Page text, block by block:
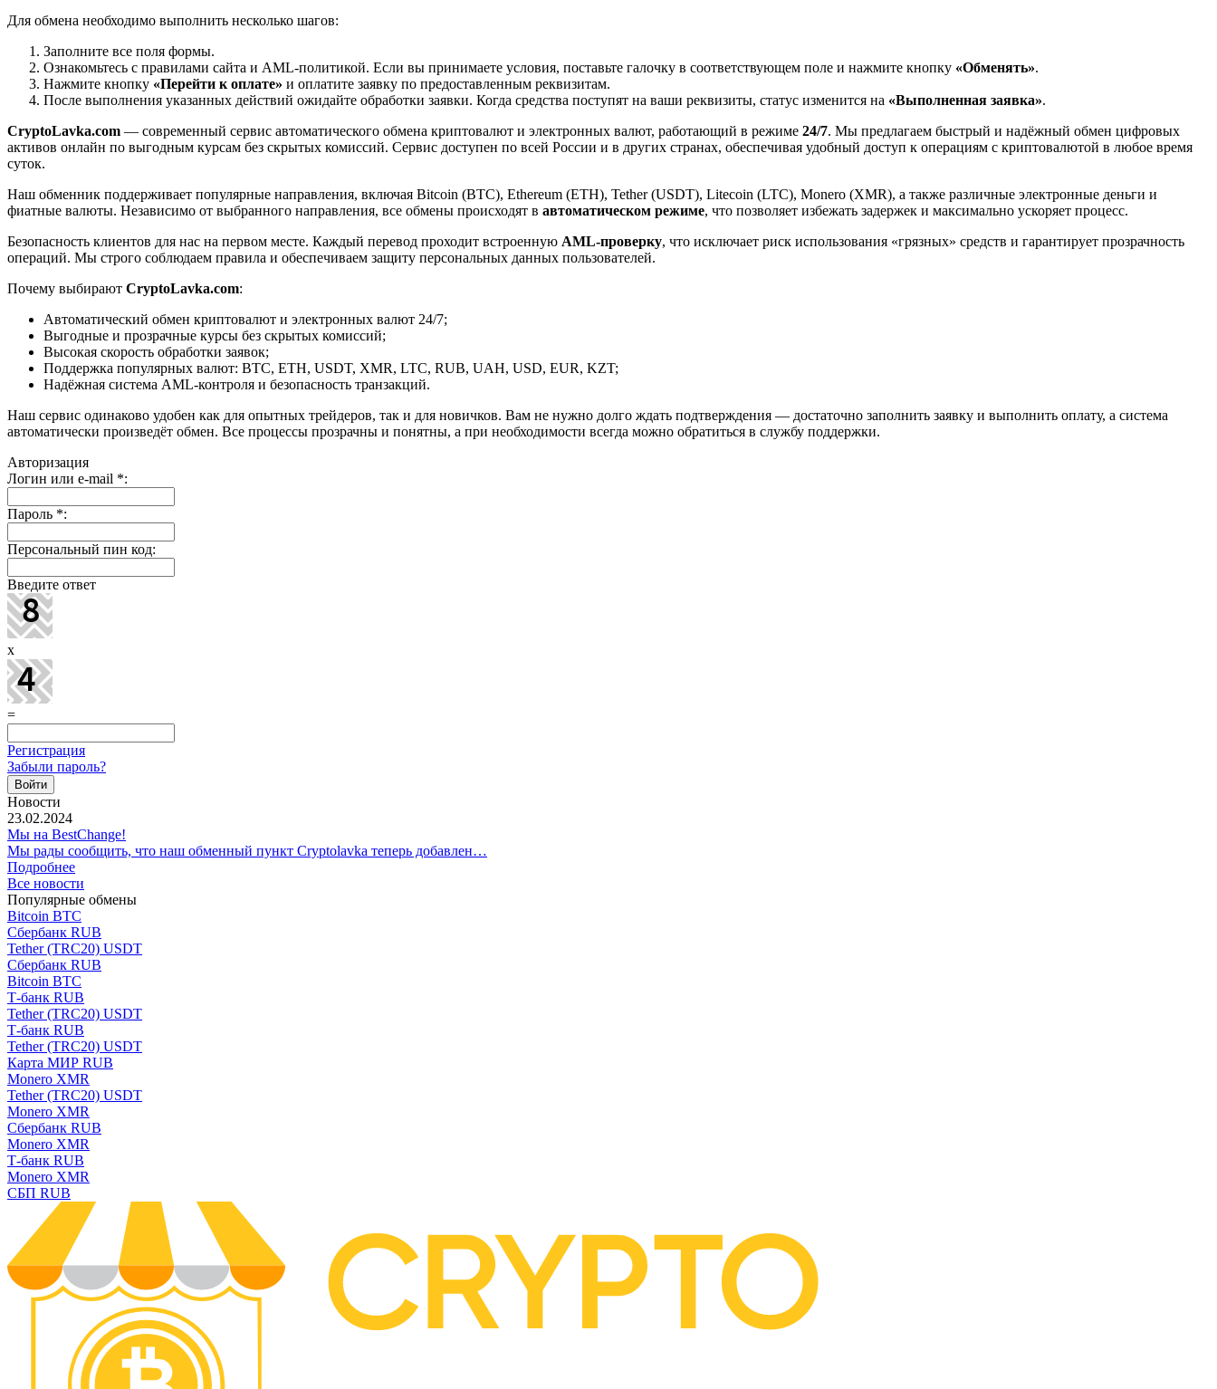
Для обмена необходимо выполнить несколько шагов:
Заполните все поля формы.
Ознакомьтесь с правилами сайта и AML-политикой. Если вы принимаете условия, поставьте галочку в соответствующем поле и нажмите кнопку «Обменять».
Нажмите кнопку «Перейти к оплате» и оплатите заявку по предоставленным реквизитам.
После выполнения указанных действий ожидайте обработки заявки. Когда средства поступят на ваши реквизиты, статус изменится на «Выполненная заявка».
CryptoLavka.com — современный сервис автоматического обмена криптовалют и электронных валют, работающий в режиме 24/7. Мы предлагаем быстрый и надёжный обмен цифровых
активов онлайн по выгодным курсам без скрытых комиссий. Сервис доступен по всей России и в других странах, обеспечивая удобный доступ к операциям с криптовалютой в любое время
суток.
Наш обменник поддерживает популярные направления, включая Bitcoin (BTC), Ethereum (ETH), Tether (USDT), Litecoin (LTC), Monero (XMR), а также различные электронные деньги и
фиатные валюты. Независимо от выбранного направления, все обмены происходят в автоматическом режиме, что позволяет избежать задержек и максимально ускоряет процесс.
Безопасность клиентов для нас на первом месте. Каждый перевод проходит встроенную AML-проверку, что исключает риск использования «грязных» средств и гарантирует прозрачность
операций. Мы строго соблюдаем правила и обеспечиваем защиту персональных данных пользователей.
Почему выбирают CryptoLavka.com:
Автоматический обмен криптовалют и электронных валют 24/7;
Выгодные и прозрачные курсы без скрытых комиссий;
Высокая скорость обработки заявок;
Поддержка популярных валют: BTC, ETH, USDT, XMR, LTC, RUB, UAH, USD, EUR, KZT;
Надёжная система AML-контроля и безопасность транзакций.
Наш сервис одинаково удобен как для опытных трейдеров, так и для новичков. Вам не нужно долго ждать подтверждения — достаточно заполнить заявку и выполнить оплату, а система
автоматически произведёт обмен. Все процессы прозрачны и понятны, а при необходимости всегда можно обратиться в службу поддержки.
Авторизация
Логин или e-mail *:
Пароль *:
Персональный пин код:
Введите ответ
x
=
Регистрация
Забыли пароль?
Новости
23.02.2024
Мы на BestChange!
Мы рады сообщить, что наш обменный пункт Cryptolavka теперь добавлен…
Подробнее
Все новости
Популярные обмены
Bitcoin BTC
Сбербанк RUB
Tether (TRC20) USDT
Сбербанк RUB
Bitcoin BTC
Т-банк RUB
Tether (TRC20) USDT
Т-банк RUB
Tether (TRC20) USDT
Карта МИР RUB
Monero XMR
Tether (TRC20) USDT
Monero XMR
Сбербанк RUB
Monero XMR
Т-банк RUB
Monero XMR
СБП RUB